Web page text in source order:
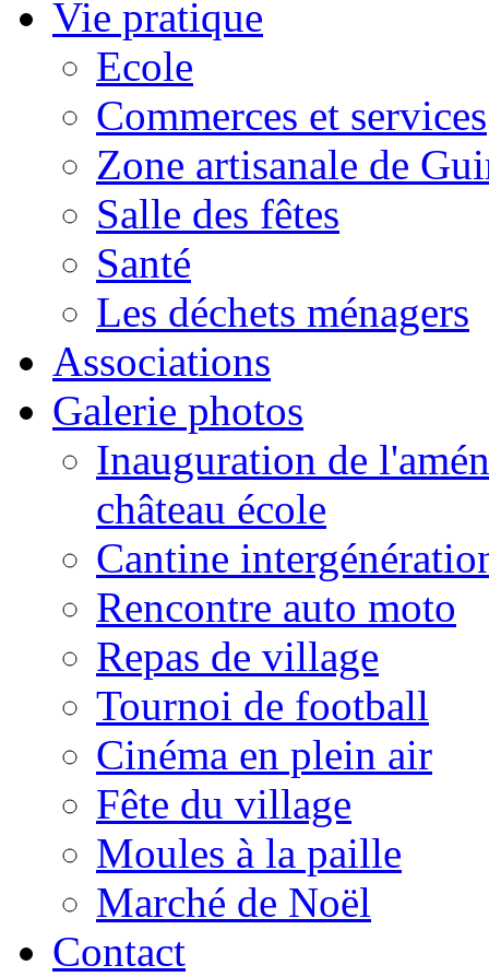
Vie pratique
Ecole
Commerces et services
Zone artisanale de
Salle des fêtes
Santé
Les déchets ménagers
Associations
Galerie photos
Inauguration de
château école
Cantine
Rencontre auto moto
Repas de village
Tournoi de football
Cinéma en plein air
Fête du village
Moules à la paille
Marché de Noël
Contact